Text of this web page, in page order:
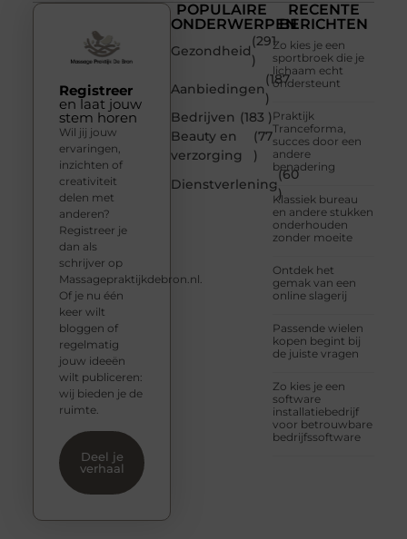
POPULAIRE
ONDERWERPEN
Gezondheid
(291
)
Aanbiedingen
(187
)
Bedrijven (183 )
Beauty en
verzorging
(77
)
Dienstverlening
(60
)
RECENTE
BERICHTEN
Zo kies je een
sportbroek die je
lichaam echt
ondersteunt
Praktijk
Tranceforma,
succes door een
andere
benadering
Klassiek bureau
en andere stukken
onderhouden
zonder moeite
Ontdek het
gemak van een
online slagerij
Passende wielen
kopen begint bij
de juiste vragen
Zo kies je een
software
installatiebedrijf
voor betrouwbare
bedrijfssoftware
Registreer
en laat jouw
stem horen
Wil jij jouw
ervaringen,
inzichten of
creativiteit
delen met
anderen?
Registreer je
dan als
schrijver op
Massagepraktijkdebron.nl.
Of je nu één
keer wilt
bloggen of
regelmatig
jouw ideeën
wilt publiceren:
wij bieden je de
ruimte.
Deel je
verhaal